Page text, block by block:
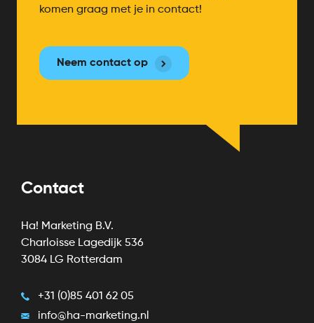
komen graag met je in contact!
Neem contact op
Contact
Ha! Marketing B.V.
Charloisse Lagedijk 536
3084 LG Rotterdam
+31 (0)85 401 62 05
info@ha-marketing.nl